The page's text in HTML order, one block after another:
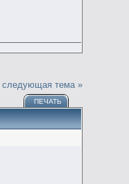
следующая тема »
ПЕЧАТЬ